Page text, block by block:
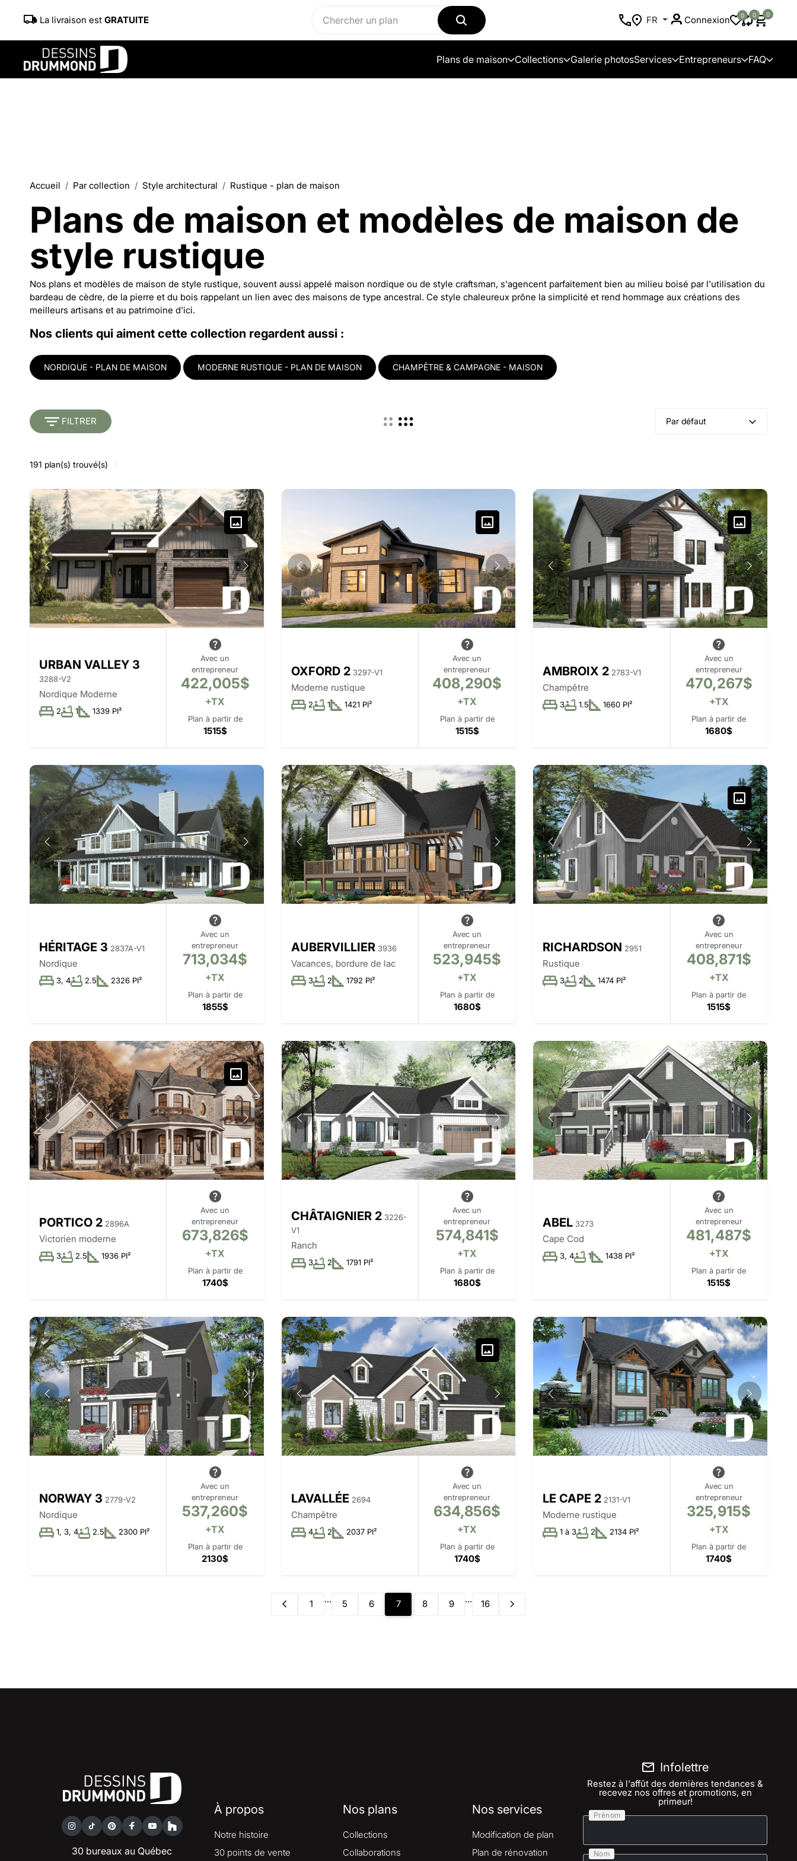
La livraison est GRATUITE FR Connexion 0 0 0
Plans de maison Collections Galerie photosServices Entrepreneurs FAQ
Accueil Par collection Style architectural Rustique - plan de maison
Plans de maison et modèles de maison de
style rustique
Nos plans et modèles de maison de style rustique, souvent aussi appelé maison nordique ou de style craftsman, s'agencent parfaitement bien au milieu boisé par l'utilisation du
bardeau de cèdre, de la pierre et du bois rappelant un lien avec des maisons de type ancestral. Ce style chaleureux prône la simplicité et rend hommage aux créations des
meilleurs artisans et au patrimoine d'ici.
Nos clients qui aiment cette collection regardent aussi :
NORDIQUE - PLAN DE MAISON MODERNE RUSTIQUE - PLAN DE MAISON CHAMPÊTRE & CAMPAGNE - MAISON
FILTRER Par défaut
191 plan(s) trouvé(s)
URBAN VALLEY 3
3288-V2
Nordique Moderne
2 1 1339 PI²
Avec un
entrepreneur
422,005$
+TX
Plan à partir de
1515$
OXFORD 2 3297-V1
Moderne rustique
2 1 1421 PI²
Avec un
entrepreneur
408,290$
+TX
Plan à partir de
1515$
AMBROIX 2 2783-V1
Champêtre
3 1.5 1660 PI²
Avec un
entrepreneur
470,267$
+TX
Plan à partir de
1680$
HÉRITAGE 3 2837A-V1
Nordique
3, 4 2.5 2326 PI²
Avec un
entrepreneur
713,034$
+TX
Plan à partir de
1855$
AUBERVILLIER 3936
Vacances, bordure de lac
3 2 1792 PI²
Avec un
entrepreneur
523,945$
+TX
Plan à partir de
1680$
RICHARDSON 2951
Rustique
3 2 1474 PI²
Avec un
entrepreneur
408,871$
+TX
Plan à partir de
1515$
PORTICO 2 2896A
Victorien moderne
3 2.5 1936 PI²
Avec un
entrepreneur
673,826$
+TX
Plan à partir de
1740$
CHÂTAIGNIER 2 3226-
V1
Ranch
3 2 1791 PI²
Avec un
entrepreneur
574,841$
+TX
Plan à partir de
1680$
ABEL 3273
Cape Cod
3, 4 1 1438 PI²
Avec un
entrepreneur
481,487$
+TX
Plan à partir de
1515$
NORWAY 3 2779-V2
Nordique
1, 3, 4 2.5 2300 PI²
Avec un
entrepreneur
537,260$
+TX
Plan à partir de
2130$
LAVALLÉE 2694
Champêtre
4 2 2037 PI²
Avec un
entrepreneur
634,856$
+TX
Plan à partir de
1740$
LE CAPE 2 2131-V1
Moderne rustique
1 à 3 2 2134 PI²
Avec un
entrepreneur
325,915$
+TX
Plan à partir de
1740$
1 ... 5 6 7 8 9 ... 16
30 bureaux au Québec
À propos
Notre histoire
30 points de vente
Nos plans
Collections
Collaborations
Nos services
Modification de plan
Plan de rénovation
Infolettre
Restez à l'affût des dernières tendances &
recevez nos offres et promotions, en
primeur!
Prénom
Nom